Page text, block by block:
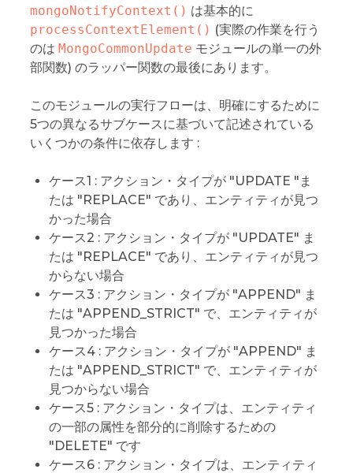
mongoNotifyContext() は基本的に
processContextElement() (実際の作業を行う
のは MongoCommonUpdate モジュールの単一の外
部関数) のラッパー関数の最後にあります。
このモジュールの実行フローは、明確にするために
5つの異なるサブケースに基づいて記述されている
いくつかの条件に依存します :
ケース1 : アクション・タイプが "UPDATE "ま
たは "REPLACE" であり、エンティティが見つ
かった場合
ケース2 : アクション・タイプが "UPDATE" ま
たは "REPLACE" であり、エンティティが見つ
からない場合
ケース3 : アクション・タイプが "APPEND" ま
たは "APPEND_STRICT" で、エンティティが
見つかった場合
ケース4 : アクション・タイプが "APPEND" ま
たは "APPEND_STRICT" で、エンティティが
見つからない場合
ケース5 : アクション・タイプは、エンティティ
の一部の属性を部分的に削除するための
"DELETE" です
ケース6 : アクション・タイプは、エンティティ